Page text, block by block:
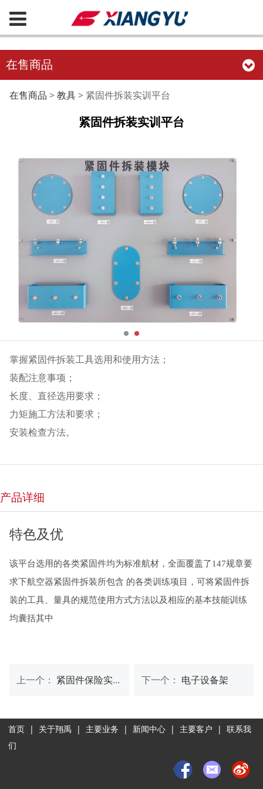
在售商品
紧固件拆装实训平台
在售商品 > 教具> 紧固件拆装实训平台
紧固件拆装实训平台
掌握紧固件拆装工具选用和使用方法；
装配注意事项；
长度、直径选用要求；
力矩施工方法和要求；
安装检查方法。
产品详细
特色及优
该平台选用的各类紧固件均为标准航材，全面覆盖了147规章要
求下航空器紧固件拆装所包含 的各类训练项目，可将紧固件拆
装的工具、量具的规范使用方式方法以及相应的基本技能训练
均囊括其中
上一个： 紧固件保险实训平台 下一个： 电子设备架
首页 | 关于翔禹 | 主要业务 | 新闻中心 | 主要客户 |联系我
们